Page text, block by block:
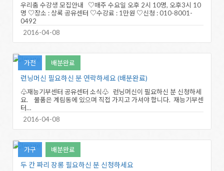
우리춤 수강생 모집안내 ♡매주 수요일 오후 2시 10명, 오후3시 10
명 ♡장소 : 상록 공유센터 ♡수강료 : 1만원 ♡신청 : 010-8001-
0492
2016-04-08
가전 배분완료
런닝머신 필요하신 분 연락하세요 (배분완료)
♧재능기부센터 공유센터 소식♧ 런닝머신이 필요하신 분 신청하세
요. 물품은 계림동에 있으며 직접 가지고 가셔야 합니다. 재능기부센
터…
2016-04-08
가구 배분완료
두 칸 짜리 장롱 필요하신 분 신청하세요